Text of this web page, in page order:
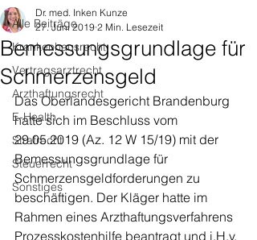
Alle Beiträge
Krankenhausrecht
Vertragsarztrecht
Arzthaftungsrecht
E-Health
Strafrecht
Steuerrecht
Sonstiges
Bemessungsgrundlage für
Schmerzensgeld
Dr. med. Inken Kunze
27. Juni 2019 2 Min. Lesezeit
Das Oberlandesgericht Brandenburg
hatte sich im Beschluss vom
29.05.2019 (Az. 12 W 15/19) mit der
Bemessungsgrundlage für
Schmerzensgeldforderungen zu
beschäftigen. Der Kläger hatte im
Rahmen eines Arzthaftungsverfahrens
Prozesskostenhilfe beantragt und i.H.v.